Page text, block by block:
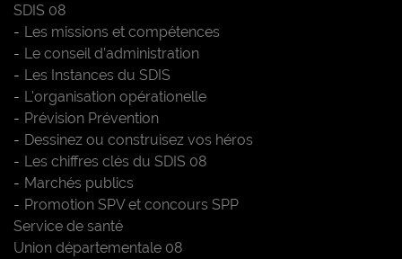
SDIS 08
Les missions et compétences
Le conseil d’administration
Les Instances du SDIS
L'organisation opérationelle
Prévision Prévention
Dessinez ou construisez vos héros
Les chiffres clés du SDIS 08
Marchés publics
Promotion SPV et concours SPP
Service de santé
Union départementale 08